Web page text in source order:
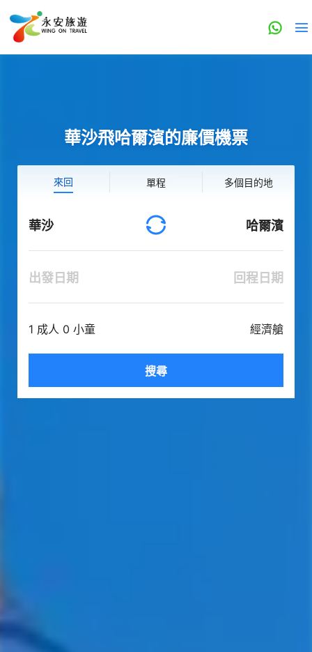
華沙飛哈爾濱的廉價機票
來回 單程 多個目的地
華沙 哈爾濱
出發日期 回程日期
1 成人 0 小童 經濟艙
搜尋